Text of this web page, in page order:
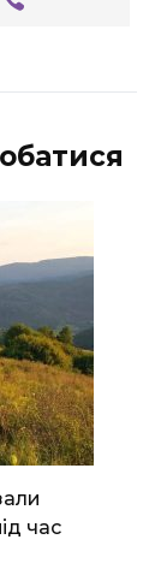
час